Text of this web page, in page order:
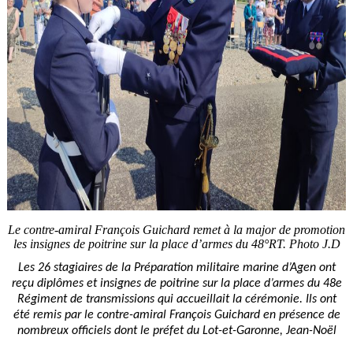
Le contre-amiral François Guichard remet à la major de promotion
les insignes de poitrine sur la place d’armes du 48°RT. Photo J.D
Les 26 stagiaires de la Préparation militaire marine d’Agen ont
reçu diplômes et insignes de poitrine sur la place d’armes du 48e
Régiment de transmissions qui accueillait la cérémonie. Ils ont
été remis par le contre-amiral François Guichard en présence de
nombreux officiels dont le préfet du Lot-et-Garonne, Jean-Noël